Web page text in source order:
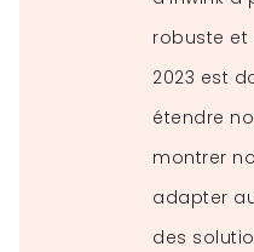
robuste et
2023 est
étendre
montrer
adapter
des